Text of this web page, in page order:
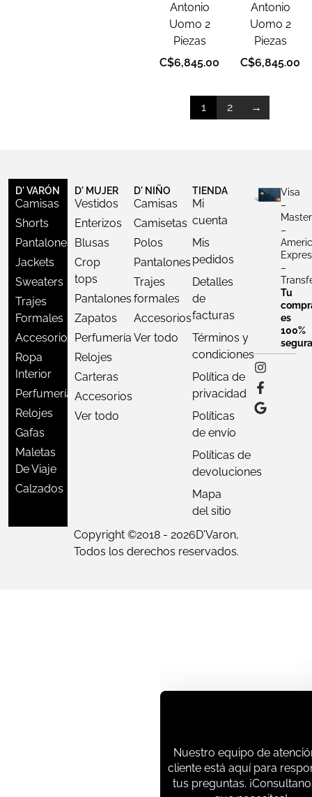
Antonio
Uomo 2
Piezas
C$6,845.00
Antonio
Uomo 2
Piezas
C$6,845.00
1 2 →
D' VARÓN
Camisas
Shorts
Pantalones
Jackets
Sweaters
Trajes
Formales
Accesorios
Ropa
Interior
Perfumería
Relojes
Gafas
Maletas
De Viaje
Calzados
D' MUJER
Vestidos
Enterizos
Blusas
Crop
tops
Pantalones
Zapatos
Perfumería
Relojes
Carteras
Accesorios
Ver todo
D' NIÑO
Camisas
Camisetas
Polos
Pantalones
Trajes
formales
Accesorios
Ver todo
TIENDA
Mi
cuenta
Mis
pedidos
Detalles
de
facturas
Términos y
condiciones
Política de
privacidad
Políticas
de envío
Políticas de
devoluciones
Mapa
del sitio
Visa
–
–
–
Tu
es
100%
segura
Copyright ©2018 - 2026D'Varon,
Todos los derechos reservados.
que necesites!